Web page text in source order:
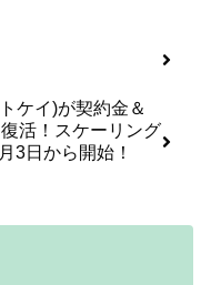
ケイ)が契約金＆
活！スケーリング
3日から開始！